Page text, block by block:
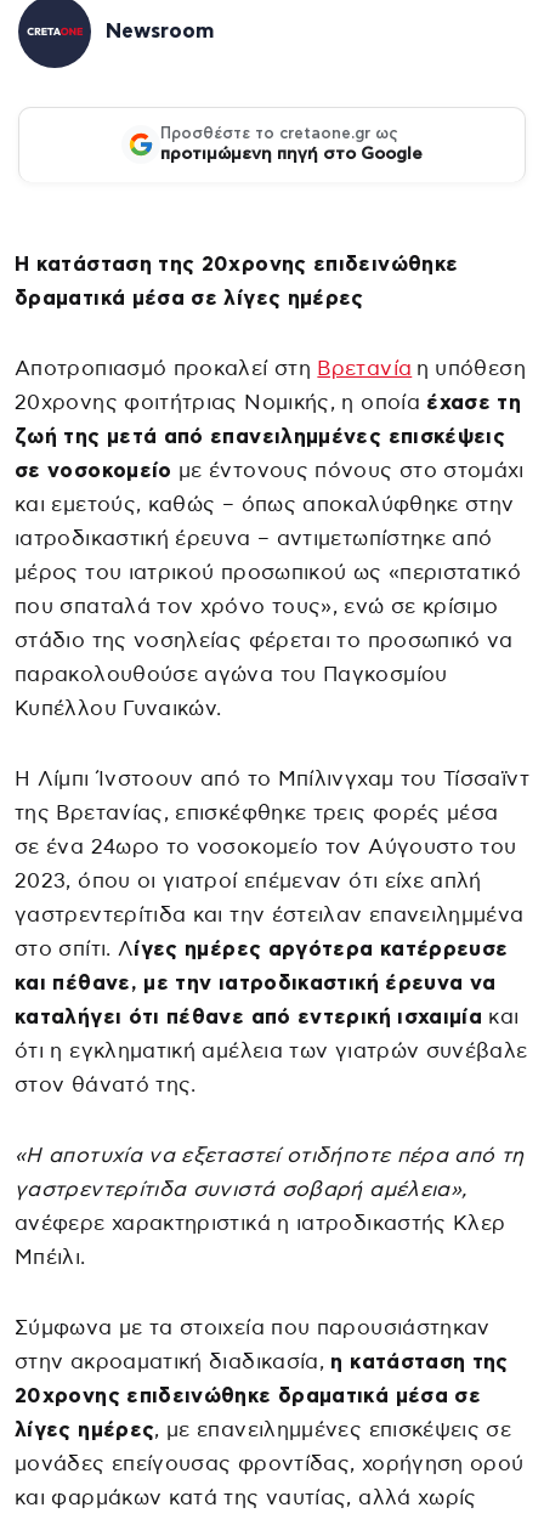
Newsroom
Προσθέστε το cretaone.gr ως
προτιμώμενη πηγή στο Google
H κατάσταση της 20χρονης επιδεινώθηκε
δραματικά μέσα σε λίγες ημέρες
Αποτροπιασμό προκαλεί στη Βρετανία η υπόθεση
20χρονης φοιτήτριας Νομικής, η οποία έχασε τη
ζωή της μετά από επανειλημμένες επισκέψεις
σε νοσοκομείο με έντονους πόνους στο στομάχι
και εμετούς, καθώς – όπως αποκαλύφθηκε στην
ιατροδικαστική έρευνα – αντιμετωπίστηκε από
μέρος του ιατρικού προσωπικού ως «περιστατικό
που σπαταλά τον χρόνο τους», ενώ σε κρίσιμο
στάδιο της νοσηλείας φέρεται το προσωπικό να
παρακολουθούσε αγώνα του Παγκοσμίου
Κυπέλλου Γυναικών.
Η Λίμπι Ίνστοουν από το Μπίλινγχαμ του Τίσσαϊντ
της Βρετανίας, επισκέφθηκε τρεις φορές μέσα
σε ένα 24ωρο το νοσοκομείο τον Αύγουστο του
2023, όπου οι γιατροί επέμεναν ότι είχε απλή
γαστρεντερίτιδα και την έστειλαν επανειλημμένα
στο σπίτι. Λίγες ημέρες αργότερα κατέρρευσε
και πέθανε, με την ιατροδικαστική έρευνα να
καταλήγει ότι πέθανε από εντερική ισχαιμία και
ότι η εγκληματική αμέλεια των γιατρών συνέβαλε
στον θάνατό της.
«Η αποτυχία να εξεταστεί οτιδήποτε πέρα από τη
γαστρεντερίτιδα συνιστά σοβαρή αμέλεια»,
ανέφερε χαρακτηριστικά η ιατροδικαστής Κλερ
Μπέιλι.
Σύμφωνα με τα στοιχεία που παρουσιάστηκαν
στην ακροαματική διαδικασία, η κατάσταση της
20χρονης επιδεινώθηκε δραματικά μέσα σε
λίγες ημέρες, με επανειλημμένες επισκέψεις σε
μονάδες επείγουσας φροντίδας, χορήγηση ορού
και φαρμάκων κατά της ναυτίας, αλλά χωρίς